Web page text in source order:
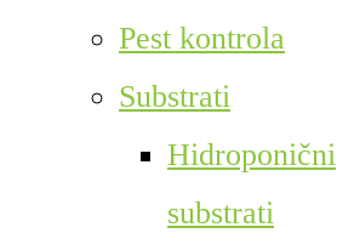
Pest kontrola
Substrati
Hidroponični
substrati